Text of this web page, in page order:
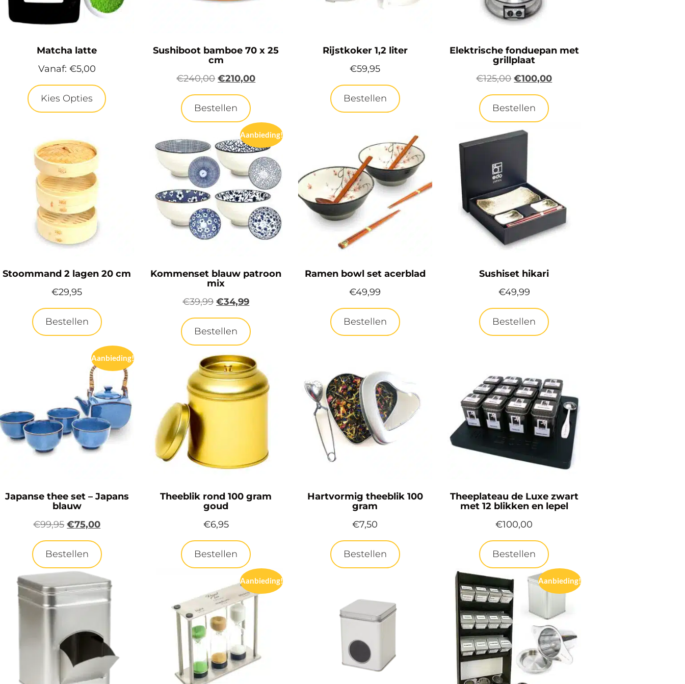
Matcha latte
Vanaf: €5,00
Kies Opties
Sushiboot bamboe 70 x 25
cm
€240,00 €210,00
Bestellen
Rijstkoker 1,2 liter
€59,95
Bestellen
Elektrische fonduepan met
grillplaat
€125,00 €100,00
Bestellen
Stoommand 2 lagen 20 cm
€29,95
Bestellen
Aanbieding!
Kommenset blauw patroon
mix
€39,99 €34,99
Bestellen
Ramen bowl set acerblad
€49,99
Bestellen
Sushiset hikari
€49,99
Bestellen
Aanbieding!
Japanse thee set – Japans
blauw
€99,95 €75,00
Bestellen
Theeblik rond 100 gram
goud
€6,95
Bestellen
Hartvormig theeblik 100
gram
€7,50
Bestellen
Theeplateau de Luxe zwart
met 12 blikken en lepel
€100,00
Bestellen
Aanbieding! Aanbieding!